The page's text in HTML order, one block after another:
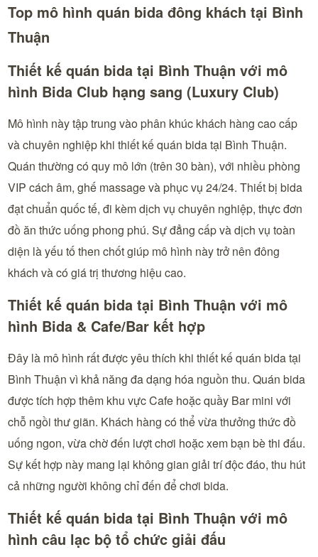
Top mô hình quán bida đông khách tại Bình
Thuận
Thiết kế quán bida tại Bình Thuận với mô
hình Bida Club hạng sang (Luxury Club)
Mô hình này tập trung vào phân khúc khách hàng cao cấp
và chuyên nghiệp khi thiết kế quán bida tại Bình Thuận.
Quán thường có quy mô lớn (trên 30 bàn), với nhiều phòng
VIP cách âm, ghế massage và phục vụ 24/24. Thiết bị bida
đạt chuẩn quốc tế, đi kèm dịch vụ chuyên nghiệp, thực đơn
đồ ăn thức uống phong phú. Sự đẳng cấp và dịch vụ toàn
diện là yếu tố then chốt giúp mô hình này trở nên đông
khách và có giá trị thương hiệu cao.
Thiết kế quán bida tại Bình Thuận với mô
hình Bida & Cafe/Bar kết hợp
Đây là mô hình rất được yêu thích khi thiết kế quán bida tại
Bình Thuận vì khả năng đa dạng hóa nguồn thu. Quán bida
được tích hợp thêm khu vực Cafe hoặc quầy Bar mini với
chỗ ngồi thư giãn. Khách hàng có thể vừa thưởng thức đồ
uống ngon, vừa chờ đến lượt chơi hoặc xem bạn bè thi đấu.
Sự kết hợp này mang lại không gian giải trí độc đáo, thu hút
cả những người không chỉ đến để chơi bida.
Thiết kế quán bida tại Bình Thuận với mô
hình câu lạc bộ tổ chức giải đấu